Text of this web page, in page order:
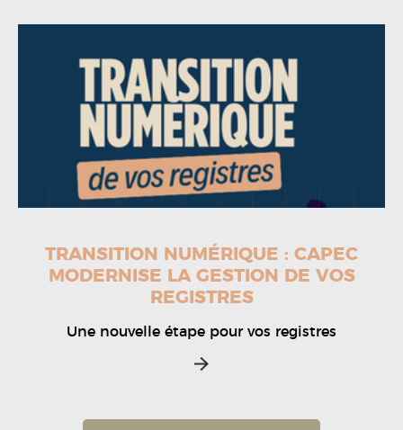
TRANSITION NUMÉRIQUE : CAPEC
MODERNISE LA GESTION DE VOS
REGISTRES
Une nouvelle étape pour vos registres
>>